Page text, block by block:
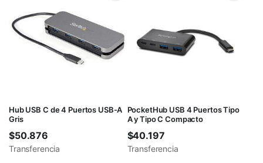
Hub USB C de 4 Puertos USB-A
Gris
$50.876
Transferencia
PocketHub USB 4 Puertos Tipo
A y Tipo C Compacto
$40.197
Transferencia